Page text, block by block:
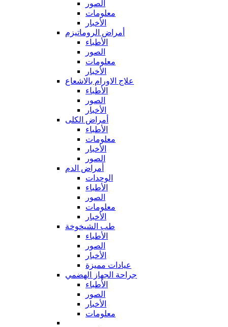
الصور
معلومات
الأخبار
أمراض الروماتيزم
الأطباء
الصور
معلومات
الأخبار
علاج الاورام بالاشعاع
الأطباء
الصور
الأخبار
أمراض الكلى
الأطباء
معلومات
الأخبار
الصور
أمراض الدم
الوحدات
الأطباء
الصور
معلومات
الأخبار
طب الشيخوخة
الأطباء
الصور
الأخبار
عيادات مميزة
جراحة الجهاز الهضمي
الأطباء
الصور
الأخبار
معلومات